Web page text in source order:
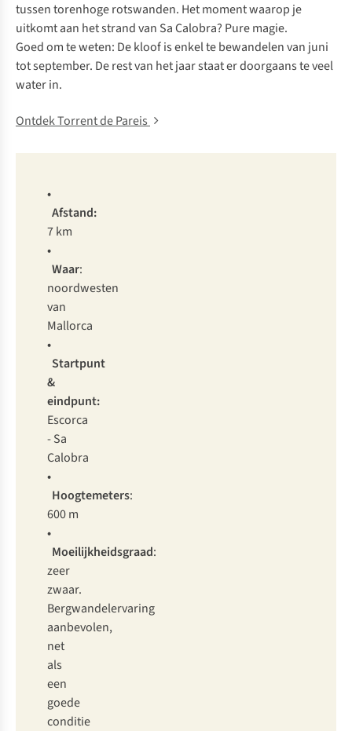
tussen torenhoge rotswanden. Het moment waarop je
uitkomt aan het strand van Sa Calobra? Pure magie.
Goed om te weten: De kloof is enkel te bewandelen van juni
tot september. De rest van het jaar staat er doorgaans te veel
water in.
Ontdek Torrent de Pareis
•
Afstand:
7 km
•
Waar:
noordwesten
van
Mallorca
•
Startpunt
&
eindpunt:
Escorca
- Sa
Calobra
•
Hoogtemeters:
600 m
•
Moeilijkheidsgraad:
zeer
zwaar.
Bergwandelervaring
aanbevolen,
net
als
een
goede
conditie